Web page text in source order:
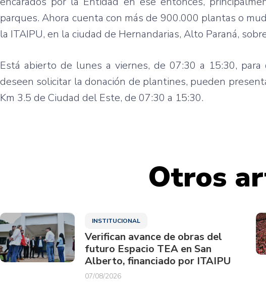
parques. Ahora cuenta con más de 900.000 plantas o
la ITAIPU, en la ciudad de Hernandarias, Alto Paraná,
Está abierto de lunes a viernes, de 07:30 a 15:30,
deseen solicitar la donación de plantines, pueden
Km 3.5 de Ciudad del Este, de 07:30 a 15:30.
Otros
INSTITUCIONAL
Verifican avance de obras del
futuro Espacio TEA en San
Alberto, financiado por ITAIPU
07/08/2026